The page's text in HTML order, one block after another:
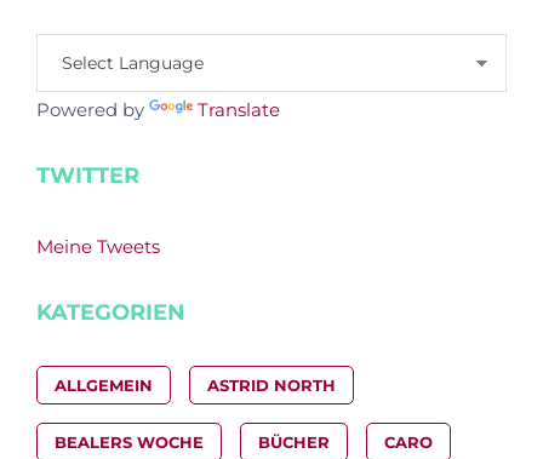
Powered by Translate
TWITTER
Meine Tweets
KATEGORIEN
ALLGEMEIN ASTRID NORTH
BEALERS WOCHE BÜCHER CARO